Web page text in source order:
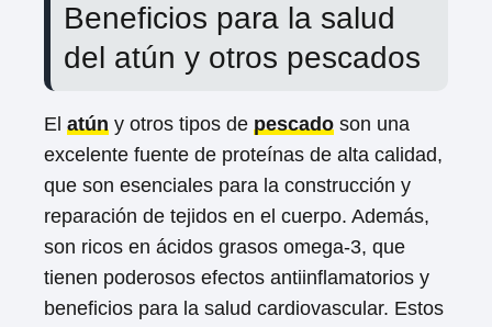
Beneficios para la salud
del atún y otros pescados
El atún y otros tipos de pescado son una
excelente fuente de proteínas de alta calidad,
que son esenciales para la construcción y
reparación de tejidos en el cuerpo. Además,
son ricos en ácidos grasos omega-3, que
tienen poderosos efectos antiinflamatorios y
beneficios para la salud cardiovascular. Estos